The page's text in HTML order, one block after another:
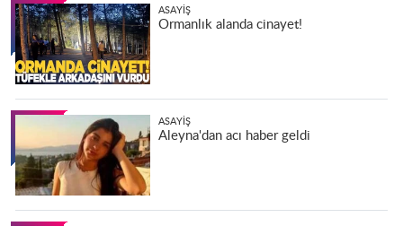
ASAYIŞ
Ormanlık alanda cinayet!
ASAYIŞ
Aleyna'dan acı haber geldi